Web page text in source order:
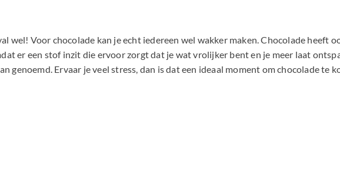
wel! Voor chocolade kan je echt iedereen wel wakker maken. Chocolade heeft
er een stof inzit die ervoor zorgt dat je wat vrolijker bent en je meer laat
Ervaar je veel stress, dan is dat een ideaal moment om chocolade te